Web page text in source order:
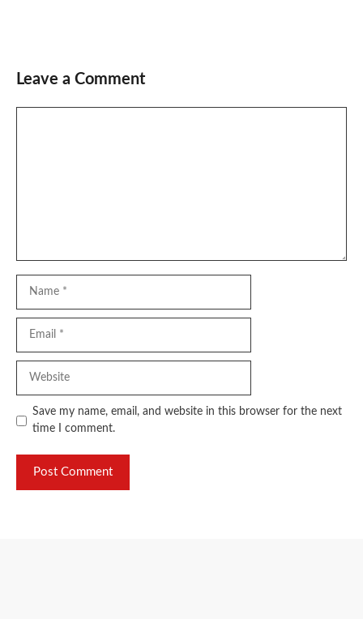
Leave a Comment
Save my name, email, and website in this browser for the next
time I comment.